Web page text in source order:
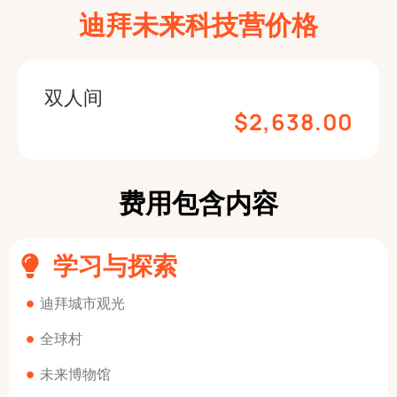
迪拜未来科技营价格
双人间
$2,638.00
费用包含内容
学习与探索
迪拜城市观光
全球村
未来博物馆